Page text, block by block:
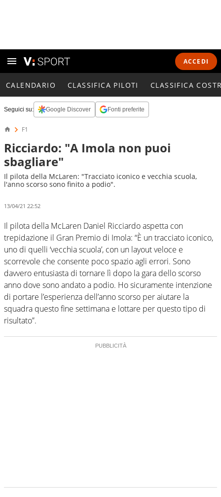
ACCEDI
CALENDARIO CLASSIFICA PILOTI CLASSIFICA
Seguici su: Google Discover Fonti preferite
F1
Ricciardo: "A Imola non puoi
sbagliare"
Il pilota della McLaren: "Tracciato iconico e vecchia scuola,
l'anno scorso sono finito a podio".
13/04/21 22:52
Il pilota della McLaren Daniel Ricciardo aspetta con
trepidazione il Gran Premio di Imola: “È un tracciato iconico,
uno di quelli ‘vecchia scuola’, con un layout veloce e
scorrevole che consente poco spazio agli errori. Sono
davvero entusiasta di tornare lì dopo la gara dello scorso
anno dove sono andato a podio. Ho sicuramente intenzione
di portare l’esperienza dell’anno scorso per aiutare la
squadra questo fine settimana e lottare per questo tipo di
risultato”.